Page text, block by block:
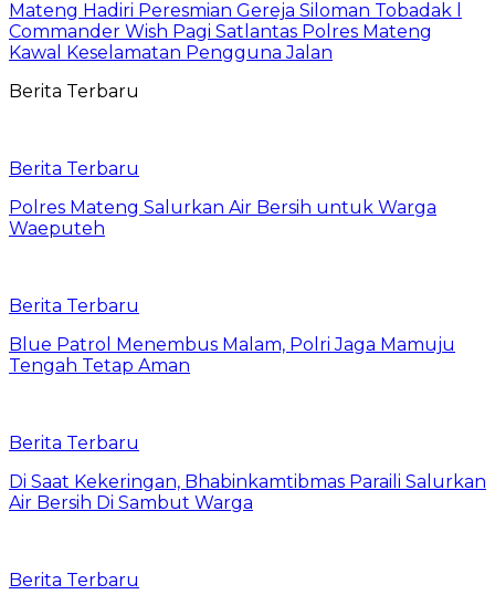
Mateng Hadiri Peresmian Gereja Siloman Tobadak l
Commander Wish Pagi Satlantas Polres Mateng
Kawal Keselamatan Pengguna Jalan
Berita Terbaru
Berita Terbaru
Polres Mateng Salurkan Air Bersih untuk Warga
Waeputeh
Berita Terbaru
Blue Patrol Menembus Malam, Polri Jaga Mamuju
Tengah Tetap Aman
Berita Terbaru
Di Saat Kekeringan, Bhabinkamtibmas Paraili Salurkan
Air Bersih Di Sambut Warga
Berita Terbaru